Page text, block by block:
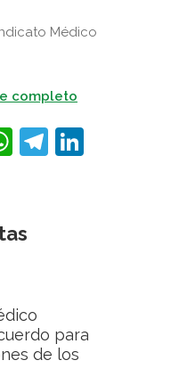
Médico
completo
WhatsApp
para
de los